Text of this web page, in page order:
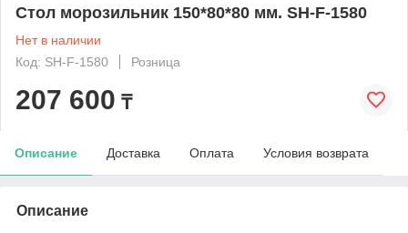
Стол морозильник 150*80*80 мм. SH-F-1580
Нет в наличии
Код: SH-F-1580
Розница
207 600 ₸
Описание Доставка Оплата Условия возврата
Описание